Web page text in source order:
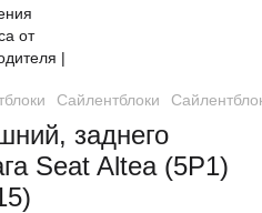
Сайлентблоки
заднего
Seat Altea (5P1)